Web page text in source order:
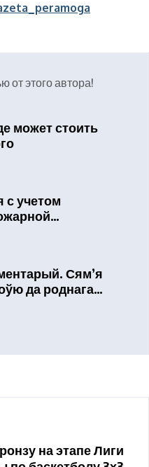
от этого автора!
может стоить
с учетом
Сям’я
да роднага
на этапе Лиги